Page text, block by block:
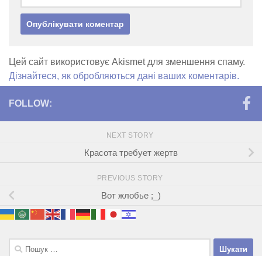
Цей сайт використовує Akismet для зменшення спаму.
Дізнайтеся, як обробляються дані ваших коментарів.
FOLLOW:
NEXT STORY
Красота требует жертв
PREVIOUS STORY
Вот жлобье ;_)
Пошук: